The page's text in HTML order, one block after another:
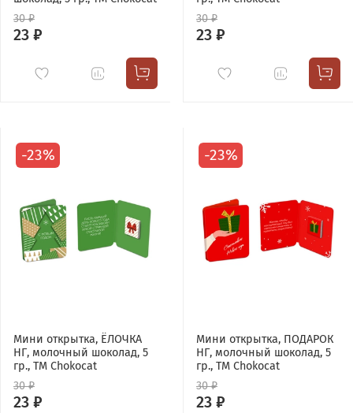
30 ₽
23 ₽
30 ₽
23 ₽
-23%
Мини открытка, ЁЛОЧКА
НГ, молочный шоколад, 5
гр., TM Chokocat
30 ₽
23 ₽
-23%
Мини открытка, ПОДАРОК
НГ, молочный шоколад, 5
гр., TM Chokocat
30 ₽
23 ₽